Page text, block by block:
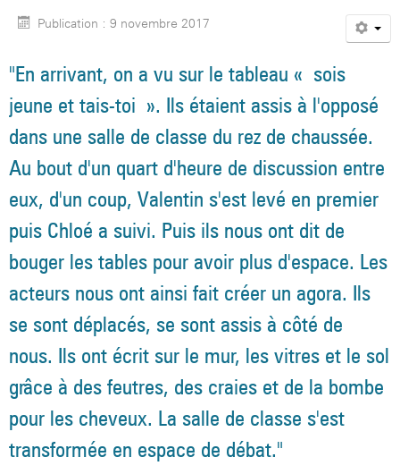
Publication : 9 novembre 2017
"En arrivant, on a vu sur le tableau « sois
jeune et tais-toi ». Ils étaient assis à l'opposé
dans une salle de classe du rez de chaussée.
Au bout d'un quart d'heure de discussion entre
eux, d'un coup, Valentin s'est levé en premier
puis Chloé a suivi. Puis ils nous ont dit de
bouger les tables pour avoir plus d'espace. Les
acteurs nous ont ainsi fait créer un agora. Ils
se sont déplacés, se sont assis à côté de
nous. Ils ont écrit sur le mur, les vitres et le sol
grâce à des feutres, des craies et de la bombe
pour les cheveux. La salle de classe s'est
transformée en espace de débat."